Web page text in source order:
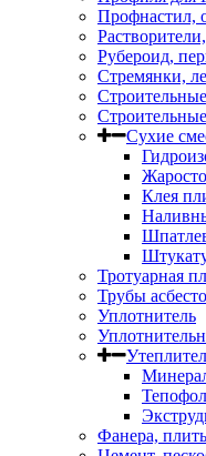
Профнастил,
Рубероид,
Стремянки,
Сухие
Клея
Тротуарная
Трубы
Уплотнитель
Тепофол
Фанера,